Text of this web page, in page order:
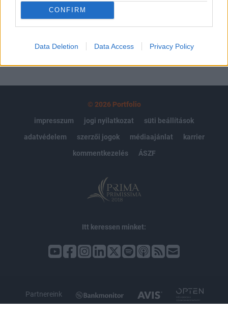
CONFIRM
Data Deletion Data Access Privacy Policy
MÁR ELŐFIZETŐNK VAGY?BEJELENTKEZÉS
© 2026 Portfolio
impresszum
jogi nyilatkozat
süti beállítások
adatvédelem
szerzői jogok médiaajánlat
karrier
kommentkezelés
ÁSZF
Itt keressen minket:
Partnereink